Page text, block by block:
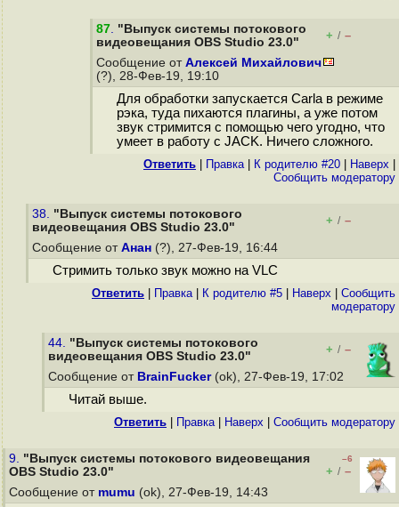
87. "Выпуск системы потокового
видеовещания OBS Studio 23.0"
+ / –
Сообщение от Алексей Михайлович
(?), 28-Фев-19, 19:10
Для обработки запускается Carla в режиме
рэка, туда пихаются плагины, а уже потом
звук стримится с помощью чего угодно, что
умеет в работу с JACK. Ничего сложного.
Ответить Правка| К родителю #20 Наверх
Cообщить модератору
38. "Выпуск системы потокового
видеовещания OBS Studio 23.0"
+ / –
Сообщение от Анан (?), 27-Фев-19, 16:44
Стримить только звук можно на VLC
Ответить Правка| К родителю #5 Наверх
Cообщить
модератору
44. "Выпуск системы потокового
видеовещания OBS Studio 23.0"
+ / –
Сообщение от BrainFucker(ok), 27-Фев-19, 17:02
Читай выше.
Ответить Правка| Наверх Cообщить модератору
9. "Выпуск системы потокового видеовещания
OBS Studio 23.0"
–6
+ / –
Сообщение от mumu (ok), 27-Фев-19, 14:43